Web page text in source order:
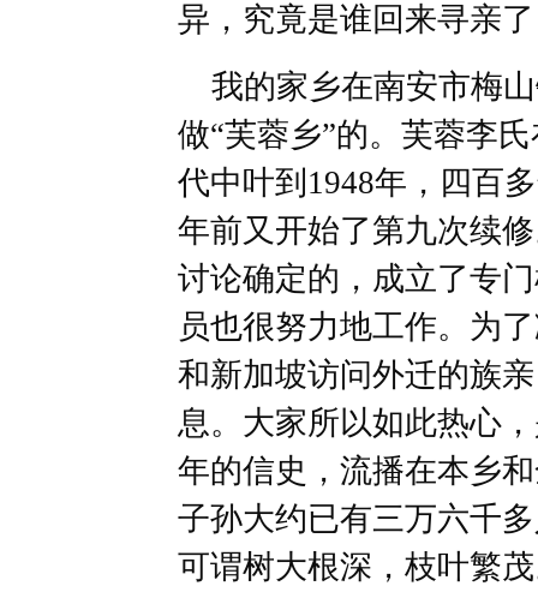
异，究竟是谁回来寻亲
我的家乡在南安市梅
做“芙蓉乡”的。芙蓉李
代中叶到1948年，四百
年前又开始了第九次续
讨论确定的，成立了专
员也很努力地工作。为
和新加坡访问外迁的族
息。大家所以如此热心
年的信史，流播在本乡
子孙大约已有三万六千
可谓树大根深，枝叶繁